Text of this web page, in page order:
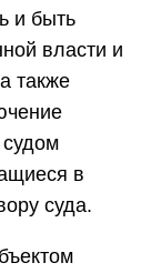
и быть
власти и
также
в
суда.